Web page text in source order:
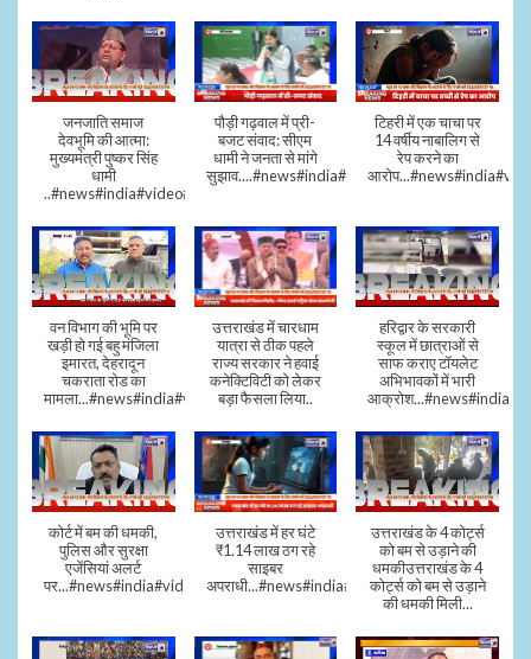
जनजाति समाज
देवभूमि की आत्मा:
मुख्यमंत्री पुष्कर सिंह
धामी
..#news#india#video#viral
पौड़ी गढ़वाल में प्री-
बजट संवाद: सीएम
धामी ने जनता से मांगे
सुझाव....#news#india#video#viral
टिहरी में एक चाचा पर
14 वर्षीय नाबालिग से
रेप करने का
वन विभाग की भूमि पर
खड़ी हो गई बहु मंजिला
इमारत, देहरादून
चकराता रोड का
मामला...#news#india#video
उत्तराखंड में चारधाम
यात्रा से ठीक पहले
राज्य सरकार ने हवाई
कनेक्टिविटी को लेकर
बड़ा फैसला लिया..
हरिद्वार के सरकारी
स्कूल में छात्राओं से
साफ कराए टॉयलेट
अभिभावकों में भारी
आक्रोश...#news#india
कोर्ट में बम की धमकी,
पुलिस और सुरक्षा
एजेंसियां अलर्ट
पर...#news#india#video#viral
उत्तराखंड में हर घंटे
₹1.14 लाख ठग रहे
साइबर
अपराधी...#news#india#video#viral
उत्तराखंड के 4 कोर्ट्स
को बम से उड़ाने की
धमकीउत्तराखंड के 4
कोर्ट्स को बम से उड़ाने
की धमकी मिली...